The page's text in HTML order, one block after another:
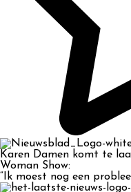
Karen Damen komt te
Woman Show:
“Ik moest nog een